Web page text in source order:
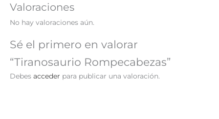
Valoraciones
No hay valoraciones aún.
Sé el primero en valorar
“Tiranosaurio Rompecabezas”
Debes acceder para publicar una valoración.